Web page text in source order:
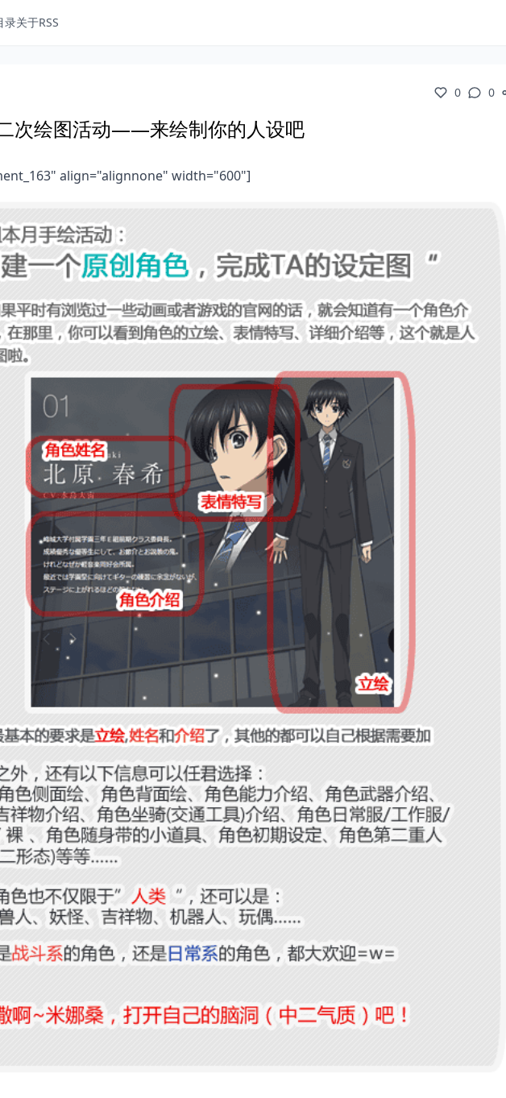
录关于RSS
0 0
次绘图活动——来绘制你的人设吧
align="alignnone" width="600"]